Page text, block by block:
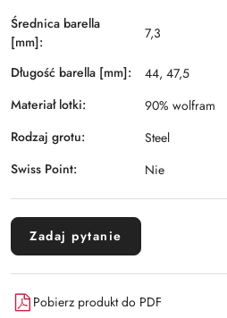
Średnica barella
[mm]:
7,3
Długość barella [mm]:
44, 47,5
Materiał lotki:
90% wolfram
Rodzaj grotu:
Steel
Swiss Point:
Nie
Zadaj pytanie
Pobierz produkt do PDF